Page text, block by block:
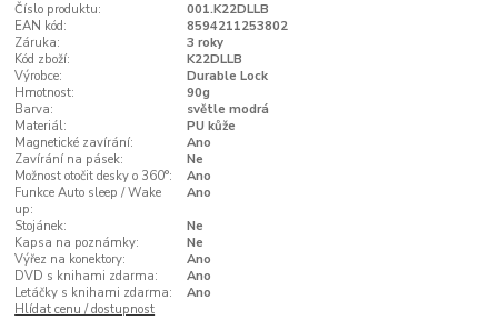
Číslo produktu:
001.K22DLLB
EAN kód:
8594211253802
Záruka:
3 roky
Kód zboží:
K22DLLB
Výrobce:
Durable Lock
Hmotnost:
90g
Barva:
světle modrá
Materiál:
PU kůže
Magnetické zavírání:
Ano
Zavírání na pásek:
Ne
Možnost otočit desky o 360°:
Ano
Funkce Auto sleep / Wake
up:
Ano
Stojánek:
Ne
Kapsa na poznámky:
Ne
Výřez na konektory:
Ano
DVD s knihami zdarma:
Ano
Letáčky s knihami zdarma:
Ano
Hlídat cenu / dostupnost